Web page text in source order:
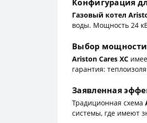
Конфигурация
Газовый котел
воды. Мощность 24
Выбор
Ariston Cares XC
гарантия:
Заявленная
Традиционная схема
системы, где имеют